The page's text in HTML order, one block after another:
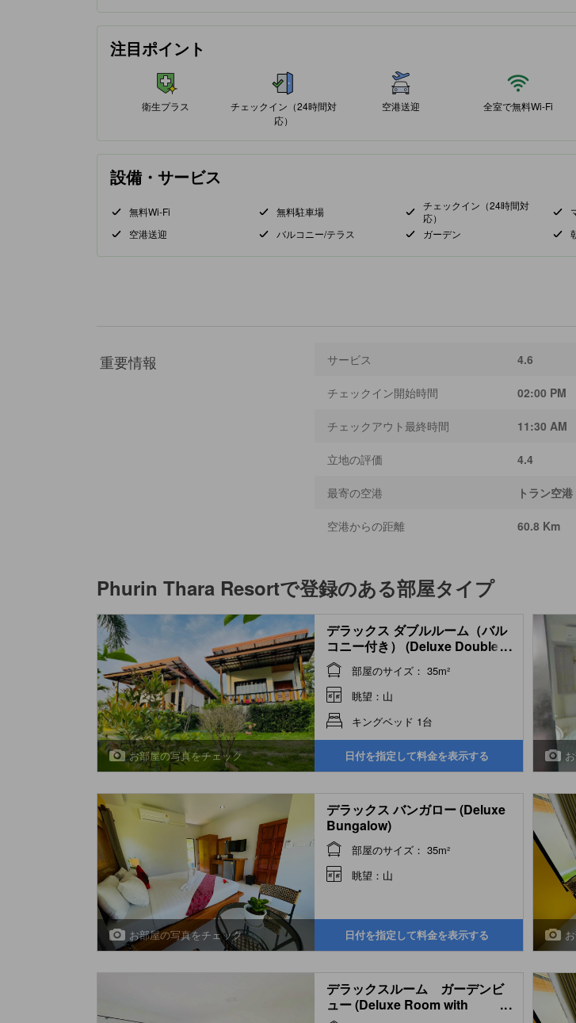
注目ポイント
衛生プラス
チェックイン（24時間対
応）
空港送迎 全室で無料Wi-Fi
設備・サービス
無料Wi-Fi 無料駐車場
チェックイン（24時間対
応）
空港送迎
バルコニー/テラス ガーデン
重要情報 サービス 4.6
チェックイン開始時間 02:00 PM
チェックアウト最終時間 11:30 AM
立地の評価 4.4
最寄の空港 トラン空
空港からの距離 60.8 Km
Phurin Thara Resortで登録のある部屋タイプ
お部屋の写真をチェック
デラックス ダブルルーム（バル
コニー付き） (Deluxe Double
Room Balcony)
...
部屋のサイズ： 35m²
眺望：山
キングベッド 1台
日付を指定して料金を表示する
お部屋の写真をチェック
デラックス バンガロー (Deluxe
Bungalow)
部屋のサイズ： 35m²
眺望：山
日付を指定して料金を表示する
デラックスルーム ガーデンビ
ュー (Deluxe Room with
...